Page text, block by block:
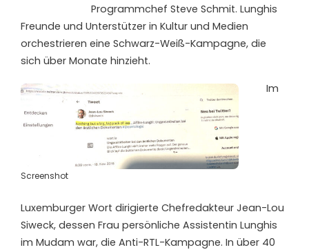
Programmchef Steve Schmit. Lunghis
Freunde und Unterstützer in Kultur und Medien
orchestrieren eine Schwarz-Weiß-Kampagne, die
sich über Monate hinzieht.
Screenshot
Im
Luxemburger Wort dirigierte Chefredakteur Jean-Lou
Siweck, dessen Frau persönliche Assistentin Lunghis
im Mudam war, die Anti-RTL-Kampagne. In über 40